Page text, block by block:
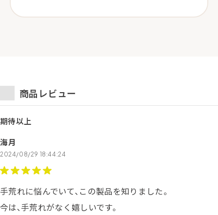
商品レビュー
期待以上
海月
2024/08/29 18:44:24
手荒れに悩んでいて､この製品を知りました。
今は､手荒れがなく嬉しいです。